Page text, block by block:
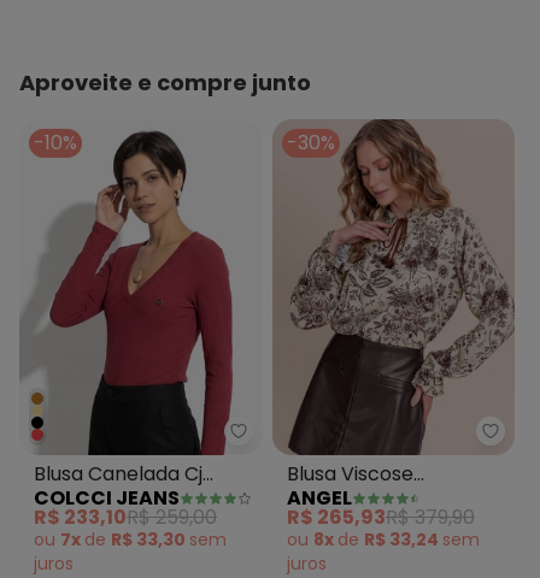
Aproveite e compre junto
-10%
Colcci Jeans - Blusa Canelada
Blusa Canelada Cj
Vermelho
COLCCI JEANS
R$ 233,10R$ 259,00
ou 7x de R$ 33,30 sem
juros
-30%
Blusa Viscose
Estampada Bordo
ANGEL
R$ 265,93R$ 379,90
ou 8x de R$ 33,24 sem
juros